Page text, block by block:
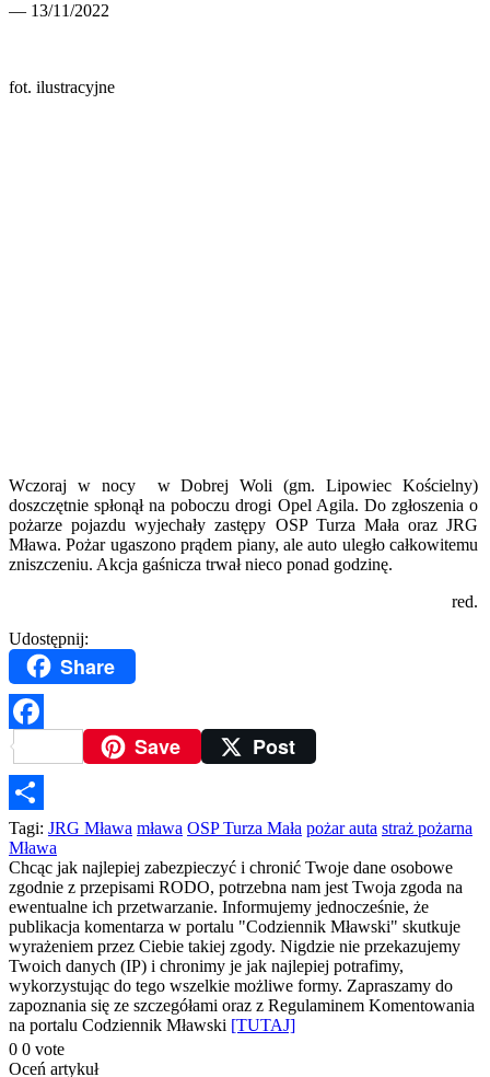
— 13/11/2022
fot. ilustracyjne
Wczoraj w nocy w Dobrej Woli (gm. Lipowiec Kościelny)
doszczętnie spłonął na poboczu drogi Opel Agila. Do zgłoszenia o
pożarze pojazdu wyjechały zastępy OSP Turza Mała oraz JRG
Mława. Pożar ugaszono prądem piany, ale auto uległo całkowitemu
zniszczeniu. Akcja gaśnicza trwał nieco ponad godzinę.
red.
Udostępnij:
Share
FacebookSave Post
Podziel
się
Tagi: JRG Mława mława OSP Turza Mała pożar auta straż pożarna
Mława
Chcąc jak najlepiej zabezpieczyć i chronić Twoje dane osobowe
zgodnie z przepisami RODO, potrzebna nam jest Twoja zgoda na
ewentualne ich przetwarzanie. Informujemy jednocześnie, że
publikacja komentarza w portalu "Codziennik Mławski" skutkuje
wyrażeniem przez Ciebie takiej zgody. Nigdzie nie przekazujemy
Twoich danych (IP) i chronimy je jak najlepiej potrafimy,
wykorzystując do tego wszelkie możliwe formy. Zapraszamy do
zapoznania się ze szczegółami oraz z Regulaminem Komentowania
na portalu Codziennik Mławski [TUTAJ]
0 0 vote
Oceń artykuł